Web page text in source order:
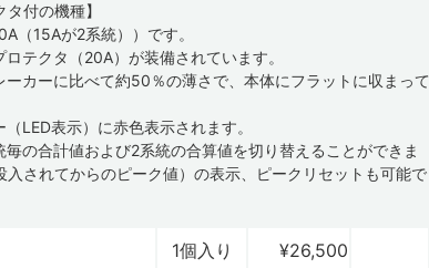
付の機種】
（15Aが2系統））です。
テクタ（20A）が装備されています。
カーに比べて約50％の薄さで、本体にフラットに収まって
LED表示）に赤色表示されます。
の合計値および2系統の合算値を切り替えることができま
されてからのピーク値）の表示、ピークリセットも可能で
1個入り ¥26,500